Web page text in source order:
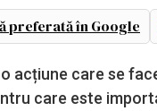
preferată în Google
acțiune care se
care este